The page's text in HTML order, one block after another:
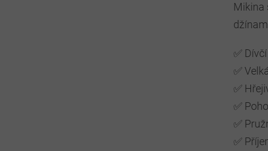
Mikina
✅
✅
✅
✅
✅
✅